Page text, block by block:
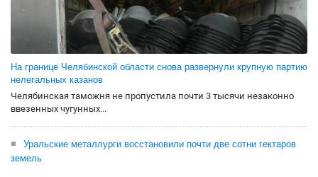
На границе Челябинской области снова развернули крупную партию
нелегальных казанов
Челябинская таможня не пропустила почти 3 тысячи незаконно
ввезенных чугунных...
Уральские металлурги восстановили почти две сотни гектаров
земель